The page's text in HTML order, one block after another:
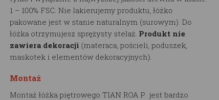
1 – 100% FSC. Nie lakierujemy produktu, łóżko
pakowane jest w stanie naturalnym (surowym). Do
łóżka otrzymujesz sprężysty stelaż. Produkt nie
zawiera dekoracji (materaca, pościeli, poduszek,
maskotek i elementów dekoracyjnych).
Montaż
Montaż łóżka piętrowego TIAN ROA P jest bardzo